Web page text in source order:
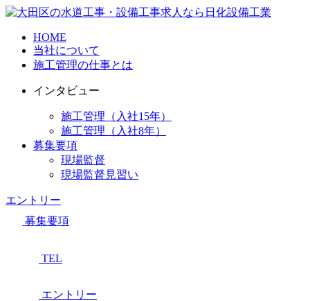
HOME
当社について
施工管理の仕事とは
インタビュー
施工管理（入社15年）
施工管理（入社8年）
募集要項
現場監督
現場監督見習い
エントリー
募集要項
TEL
エントリー